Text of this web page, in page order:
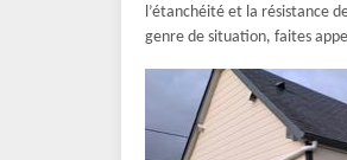
l’étanchéité et la résistance
genre de situation, faites